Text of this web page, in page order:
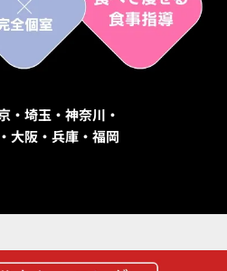
・埼玉・神奈川・
大阪・兵庫・福岡